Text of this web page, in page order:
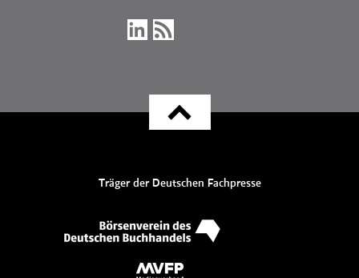
Träger der Deutschen Fachpresse